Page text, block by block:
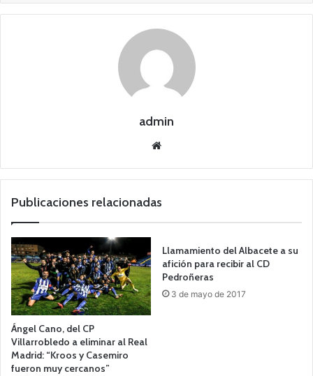
admin
we
Publicaciones relacionadas
Ángel Cano, del CP
Villarrobledo a eliminar al Real
Madrid: “Kroos y Casemiro
fueron muy cercanos”
Llamamiento del Albacete a su
afición para recibir al CD
Pedroñeras
3 de mayo de 2017